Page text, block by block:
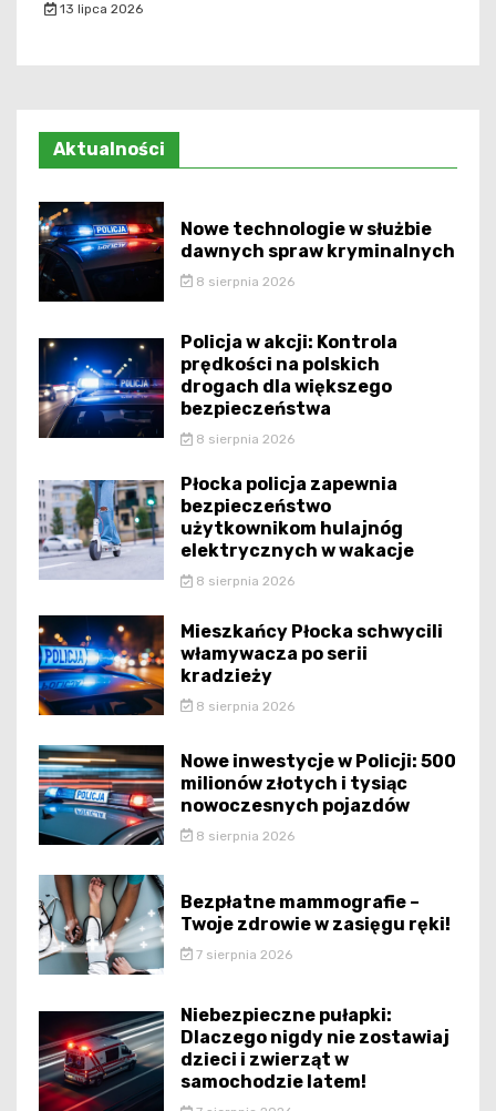
13 lipca 2026
Aktualności
Nowe technologie w służbie
dawnych spraw kryminalnych
8 sierpnia 2026
Policja w akcji: Kontrola
prędkości na polskich
drogach dla większego
bezpieczeństwa
8 sierpnia 2026
Płocka policja zapewnia
bezpieczeństwo
użytkownikom hulajnóg
elektrycznych w wakacje
8 sierpnia 2026
Mieszkańcy Płocka schwycili
włamywacza po serii
kradzieży
8 sierpnia 2026
Nowe inwestycje w Policji: 500
milionów złotych i tysiąc
nowoczesnych pojazdów
8 sierpnia 2026
Bezpłatne mammografie –
Twoje zdrowie w zasięgu ręki!
7 sierpnia 2026
Niebezpieczne pułapki:
Dlaczego nigdy nie zostawiaj
dzieci i zwierząt w
samochodzie latem!